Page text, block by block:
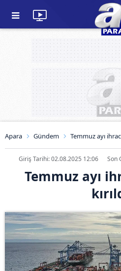
Apara Gündem Temmuz ayı
Giriş Tarihi: 02.08.2025 12:06 Son
Temmuz ayı